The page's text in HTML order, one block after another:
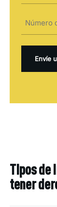
Teléfono
Tipos de
tener